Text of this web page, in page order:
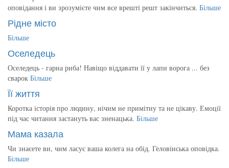
оповідання і ви зрозумієте чим все врешті решт закінчиться. Більше
Рідне місто
Більше
Оселедець
Оселедець - гарна риба! Навіщо віддавати її у лапи ворога ... без
сварок Більше
Її життя
Коротка історія про людину, нічим не примітну та не цікаву. Емоції
під час читання застануть вас зненацька. Більше
Мама казала
Чи знаєете ви, чим ласує ваша колега на обід. Геловінська оповідка.
Більше